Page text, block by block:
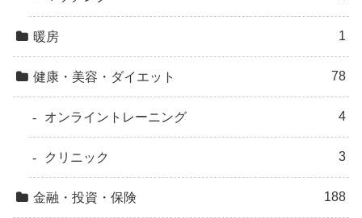
暖房 1
健康・美容・ダイエット 78
オンライントレーニング 4
クリニック 3
金融・投資・保険 188